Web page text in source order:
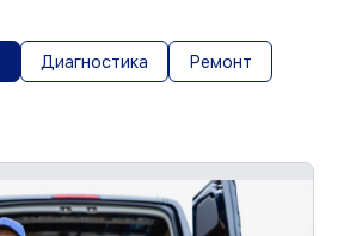
Диагностика Ремонт